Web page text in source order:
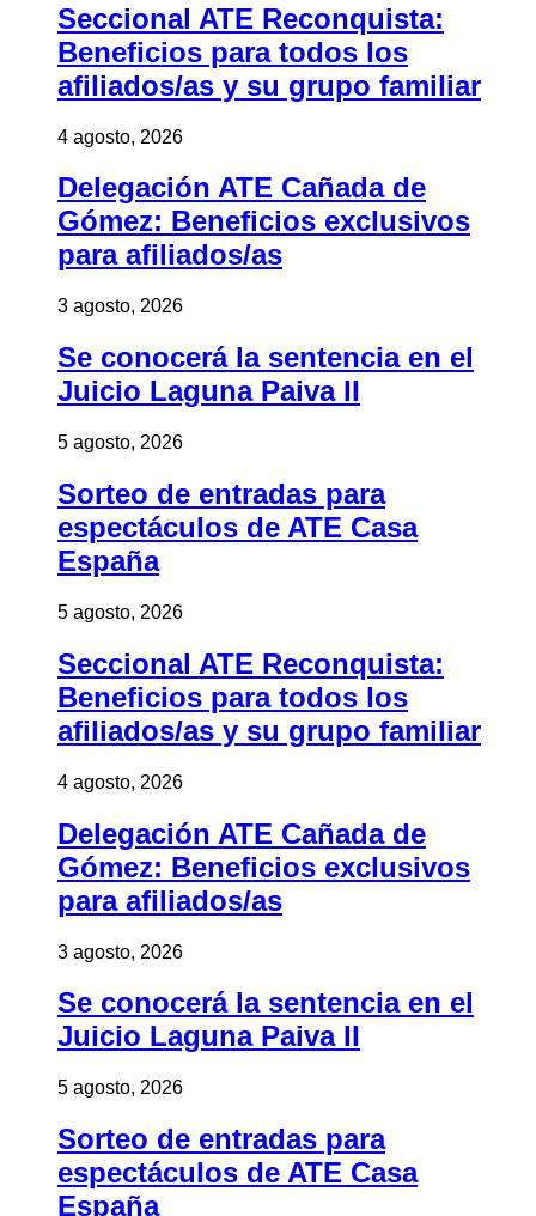
Seccional ATE Reconquista:
Beneficios para todos los
afiliados/as y su grupo familiar
4 agosto, 2026
Delegación ATE Cañada de
Gómez: Beneficios exclusivos
para afiliados/as
3 agosto, 2026
Se conocerá la sentencia en el
Juicio Laguna Paiva II
5 agosto, 2026
Sorteo de entradas para
espectáculos de ATE Casa
España
5 agosto, 2026
Seccional ATE Reconquista:
Beneficios para todos los
afiliados/as y su grupo familiar
4 agosto, 2026
Delegación ATE Cañada de
Gómez: Beneficios exclusivos
para afiliados/as
3 agosto, 2026
Se conocerá la sentencia en el
Juicio Laguna Paiva II
5 agosto, 2026
Sorteo de entradas para
espectáculos de ATE Casa
España